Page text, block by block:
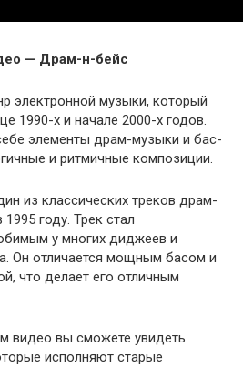
— Драм-н-бейс
электронной музыки, который
1990-х и начале 2000-х годов.
элементы драм-музыки и бас-
и ритмичные композиции.
из классических треков драм-
году. Трек стал
у многих диджеев и
Он отличается мощным басом и
что делает его отличным
видео вы сможете увидеть
исполняют старые